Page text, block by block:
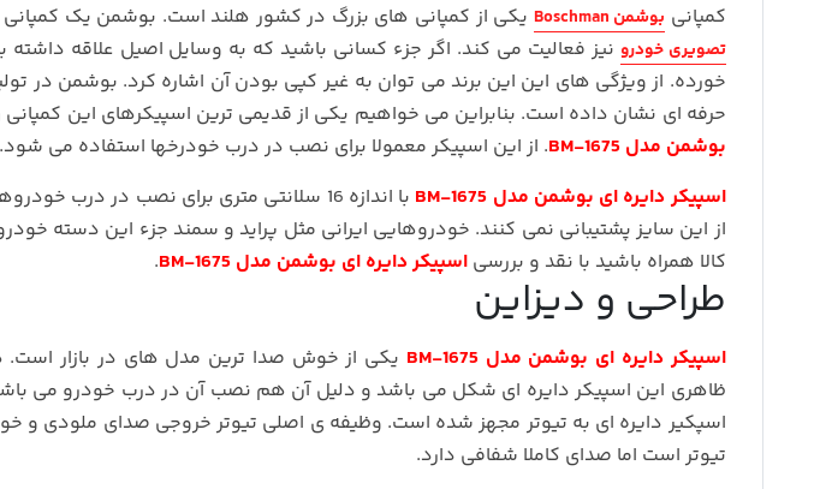
کمپانی بوشمن Boschman یکی از کمپانی های بزرگ در کشور هلند است. بوشمن یک
تصویری خودرو نیز فعالیت می کند. اگر جزء کسانی باشید که به وسایل اصیل علاقه
خورده. از ویژگی های این این برند می توان به غیر کپی بودن آن اشاره کرد. بوشمن در
حرفه ای نشان داده است. بنابراین می خواهیم یکی از قدیمی ترین اسپیکرهای این کمپانی
بوشمن مدل BM-1675
. از این اسپیکر معمولا برای نصب در درب خودرخها استفاده می شود.
اسپیکر دایره ای بوشمن مدل BM-1675
با اندازه 16 سلانتی متری برای نصب در
از این سایز پشتیبانی نمی کنند. خودروهایی ایرانی مثل پراید و سمند جزء این دسته
کالا همراه باشید با نقد و بررسیاسپیکر دایره ای بوشمن مدل BM-1675 .
طراحی و دیزاین
اسپیکر دایره ای بوشمن مدل BM-1675
یکی از خوش صدا ترین مدل های در بازار
ظاهری این اسپیکر دایره ای شکل می باشد و دلیل آن هم نصب آن در درب خودرو می
اسپکیر دایره ای به تیوتر مجهز شده است. وظیفه ی اصلی تیوتر خروجی صدای ملودی و
تیوتر است اما صدای کاملا شفافی دارد.